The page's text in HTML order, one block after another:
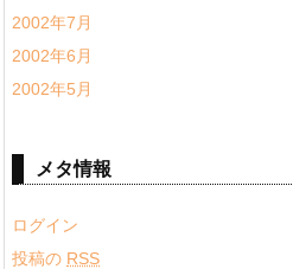
2002年7月
2002年6月
2002年5月
メタ情報
ログイン
投稿の RSS